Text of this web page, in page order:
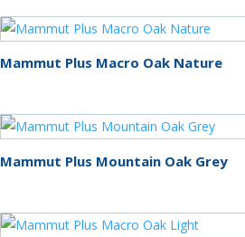
Mammut Plus Macro Oak Nature
Mammut Plus Mountain Oak Grey